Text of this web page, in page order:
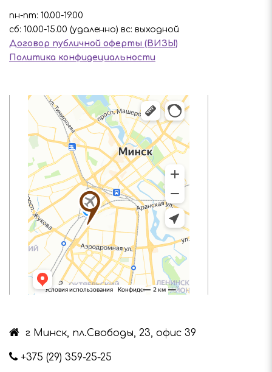
пн-пт: 10.00-19.00
сб: 10.00-15.00 (удаленно) вс: выходной
Договор публичной оферты (ВИЗЫ)
Политика конфидециальности
г Минск, пл.Свободы, 23, офис 39
+375 (29) 359-25-25